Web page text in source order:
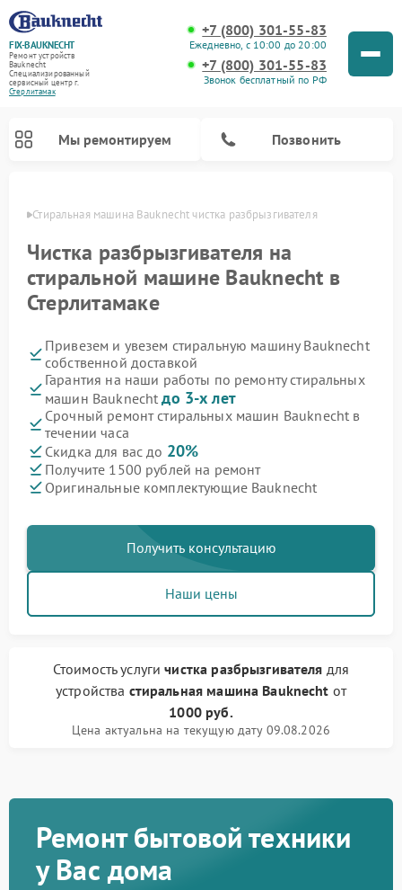
FIX-BAUKNECHT
Ремонт устройств
Bauknecht
Специализированный
cервисный центр г.
Стерлитамак
+7 (800) 301-55-83
Ежедневно, с 10:00 до 20:00
+7 (800) 301-55-83
Звонок бесплатный по РФ
Мы ремонтируем Позвонить
Стиральная машина Bauknecht чистка разбрызгивателя
Чистка разбрызгивателя на
стиральной машине Bauknecht в
Стерлитамаке
Привезем и увезем стиральную машину Bauknecht
собственной доставкой
Гарантия на наши работы по ремонту стиральных
машин Bauknechtдо 3-х лет
Срочный ремонт стиральных машин Bauknecht в
течении часа
Скидка для вас до 20%
Получите 1500 рублей на ремонт
Оригинальные комплектующие Bauknecht
Получить консультацию
Наши цены
Стоимость услугичистка разбрызгивателя для
устройства стиральная машина Bauknecht от
1000 руб.
Цена актуальна на текущую дату 09.08.2026
Ремонт бытовой техники
у Вас дома